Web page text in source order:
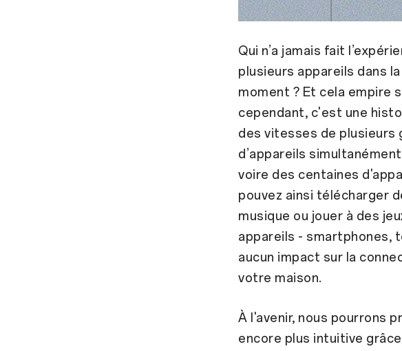
Qui n’a jamais fait
plusieurs appareils dans
moment ? Et cela empire
cependant, c'est une
des vitesses de plusieurs
d’appareils
voire des centaines
pouvez ainsi télécharger
musique ou jouer à des
appareils - smartphones,
aucun impact sur la
votre maison.
À l'avenir, nous pourrons
encore plus intuitive